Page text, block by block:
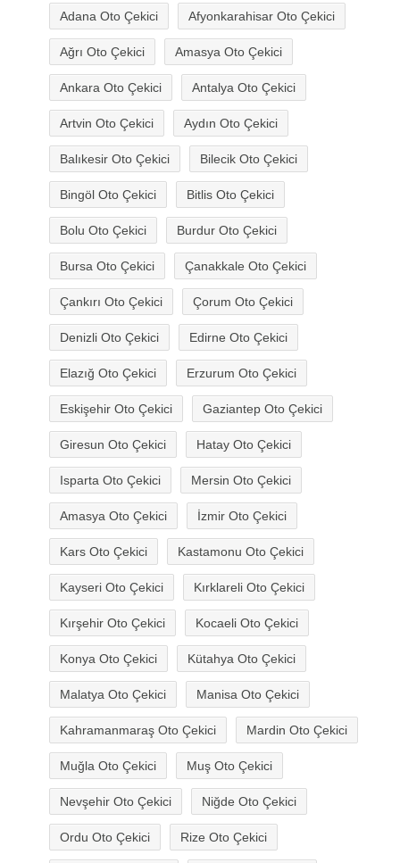
Adana Oto Çekici Afyonkarahisar Oto Çekici
Ağrı Oto Çekici Amasya Oto Çekici
Ankara Oto Çekici Antalya Oto Çekici
Artvin Oto Çekici Aydın Oto Çekici
Balıkesir Oto Çekici Bilecik Oto Çekici
Bingöl Oto Çekici Bitlis Oto Çekici
Bolu Oto Çekici Burdur Oto Çekici
Bursa Oto Çekici Çanakkale Oto Çekici
Çankırı Oto Çekici Çorum Oto Çekici
Denizli Oto Çekici Edirne Oto Çekici
Elazığ Oto Çekici Erzurum Oto Çekici
Eskişehir Oto Çekici Gaziantep Oto Çekici
Giresun Oto Çekici Hatay Oto Çekici
Isparta Oto Çekici Mersin Oto Çekici
Amasya Oto Çekici İzmir Oto Çekici
Kars Oto Çekici Kastamonu Oto Çekici
Kayseri Oto Çekici Kırklareli Oto Çekici
Kırşehir Oto Çekici Kocaeli Oto Çekici
Konya Oto Çekici Kütahya Oto Çekici
Malatya Oto Çekici Manisa Oto Çekici
Kahramanmaraş Oto Çekici Mardin Oto Çekici
Muğla Oto Çekici Muş Oto Çekici
Nevşehir Oto Çekici Niğde Oto Çekici
Ordu Oto Çekici Rize Oto Çekici